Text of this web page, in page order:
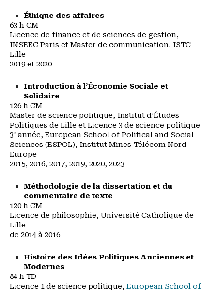
Éthique des affaires
63 h CM
Licence de finance et de sciences de gestion,
INSEEC Paris et Master de communication, ISTC
Lille
2019 et 2020
Introduction à l’Économie Sociale et
Solidaire
126 h CM
Master de science politique, Institut d’Études
Politiques de Lille et Licence 3 de science politique
3e année, European School of Political and Social
Sciences (ESPOL), Institut Mines-Télécom Nord
Europe
2015, 2016, 2017, 2019, 2020, 2023
Méthodologie de la dissertation et du
commentaire de texte
120 h CM
Licence de philosophie, Université Catholique de
Lille
de 2014 à 2016
Histoire des Idées Politiques Anciennes et
Modernes
84 h TD
Licence 1 de science politique, European School of